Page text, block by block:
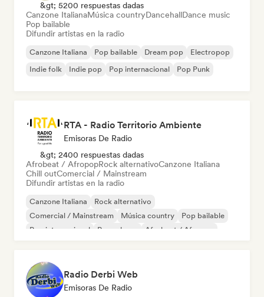
&gt; 5200 respuestas dadas
Canzone ItalianaMúsica countryDancehallDance music
Pop bailable
Difundir artistas en la radio
Canzone Italiana Pop bailable Dream pop
Electropop
Indie folk
Indie pop Pop internacional Pop Punk
RTA - Radio Territorio Ambiente
Emisoras De Radio
&gt; 2400 respuestas dadas
Afrobeat / AfropopRock alternativoCanzone Italiana
Chill outComercial / Mainstream
Difundir artistas en la radio
Canzone Italiana
Rock alternativo
Comercial / Mainstream
Música country
Pop bailable
Pop internacional
Pop urbano Afrobeat / Afropop
Radio Derbi Web
Emisoras De Radio